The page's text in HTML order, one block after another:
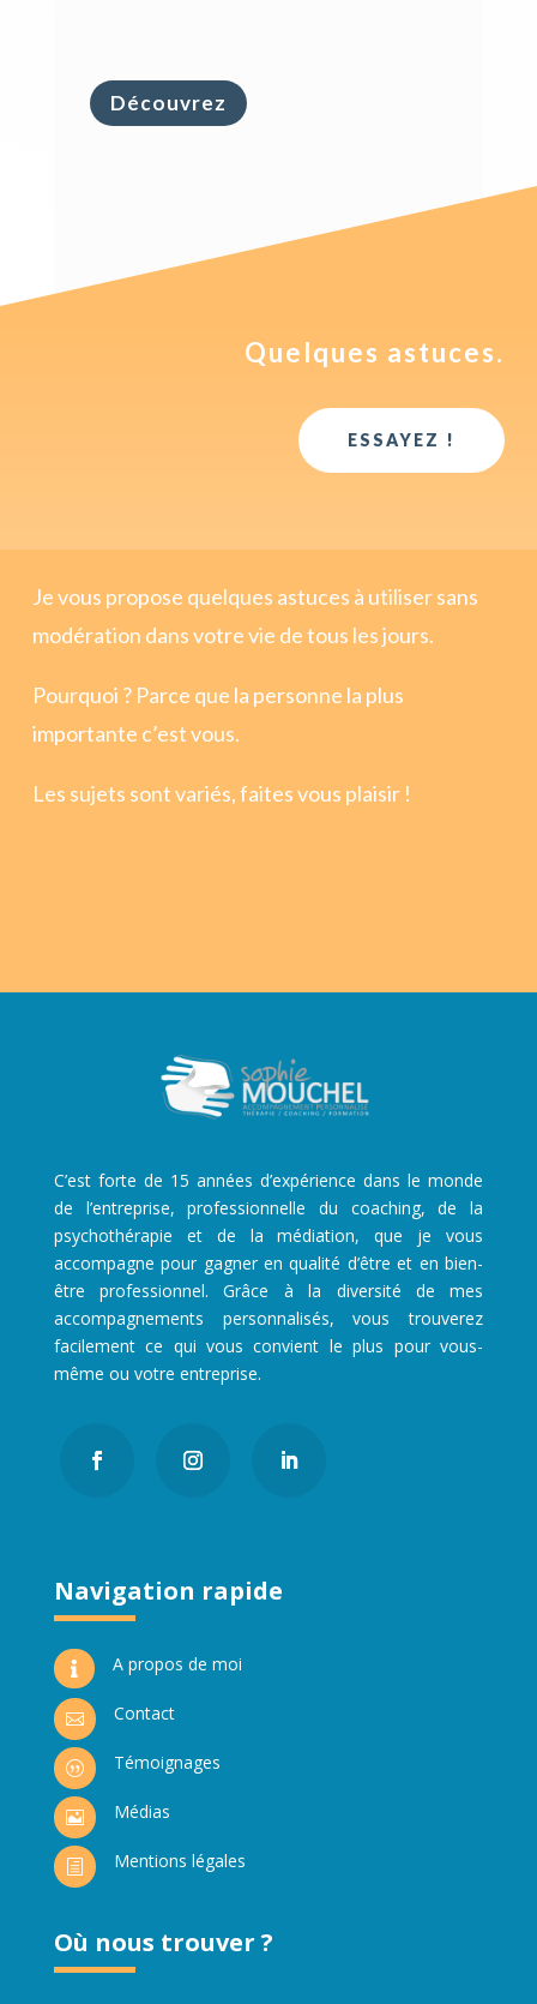
Découvrez
Quelques astuces.
ESSAYEZ !
Je vous propose quelques astuces à utiliser sans
modération dans votre vie de tous les jours.
Pourquoi ? Parce que la personne la plus
importante c’est vous.
Les sujets sont variés, faites vous plaisir !
C’est forte de 15 années d’expérience dans le monde
de l’entreprise, professionnelle du coaching, de la
psychothérapie et de la médiation, que je vous
accompagne pour gagner en qualité d’être et en bien-
être professionnel. Grâce à la diversité de mes
accompagnements personnalisés, vous trouverez
facilement ce qui vous convient le plus pour vous-
même ou votre entreprise.
Navigation rapide
 A propos de moi
 Contact
| Témoignages
 Médias
h Mentions légales
Où nous trouver ?